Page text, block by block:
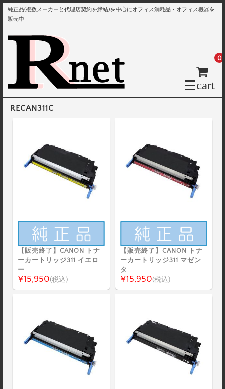
純正品(複数メーカーと代理店契約を締結)を中心にオフィス消耗品・オフィス機器を
販売中
cart
0
RECAN311C
【販売終了】CANON トナ
ーカートリッジ311 イエロ
ー
¥15,950(税込)
【販売終了】CANON トナ
ーカートリッジ311 マゼン
タ
¥15,950(税込)